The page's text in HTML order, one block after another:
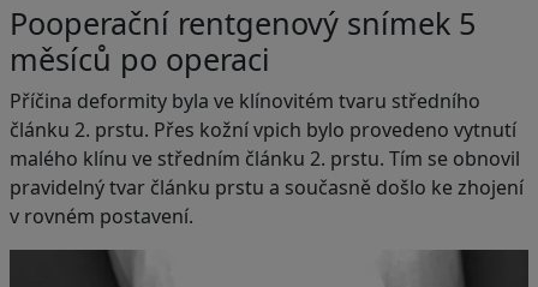
Pooperační rentgenový snímek 5
měsíců po operaci
Příčina deformity byla ve klínovitém tvaru středního
článku 2. prstu. Přes kožní vpich bylo provedeno vytnutí
malého klínu ve středním článku 2. prstu. Tím se obnovil
pravidelný tvar článku prstu a současně došlo ke zhojení
v rovném postavení.